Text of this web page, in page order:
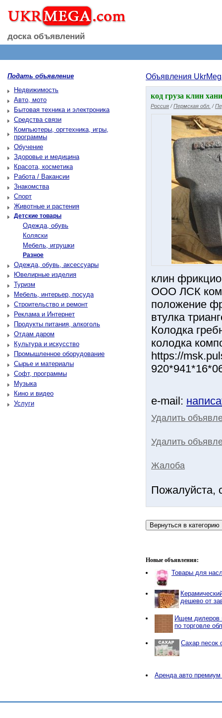
доска объявлений
Подать объявление
Недвижимость
Авто, мото
Бытовая техника и электроника
Средства связи
Компьютеры, оргтехника, игры,
программы
Обучение
Здоровье и медицина
Красота, косметика
Работа / Вакансии
Знакомства
Спорт
Животные и растения
Детские товары
Одежда, обувь
Коляски
Мебель, игрушки
Разное
Одежда, обувь, аксессуары
Ювелирные изделия
Туризм
Мебель, интерьер, посуда
Строительство и ремонт
Реклама и Интернет
Продукты питания, алкоголь
Отдам даром
Культура и искусство
Промышленное оборудование
Сырье и материалы
Софт, программы
Музыка
Кино и видео
Услуги
Объявления
код груза клин
Россия /Пермская обл. /
клин
ООО ЛСК
положение
втулка
Колодка
колодка
https://
e-mail:
Удалить
Удалить
Жалоба
Пожалуйста,
Новые объявления:
Товары для
дешево от
Ищем дилеров
по торговле
Сахар песок
Аренда авто